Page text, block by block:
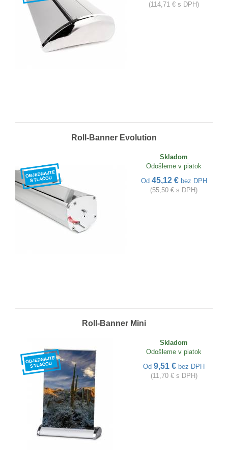
(114,71 € s DPH)
Roll-Banner Evolution
Skladom
Odošleme v piatok
Od 45,12 € bez DPH
(55,50 € s DPH)
Roll-Banner Mini
Skladom
Odošleme v piatok
Od 9,51 € bez DPH
(11,70 € s DPH)